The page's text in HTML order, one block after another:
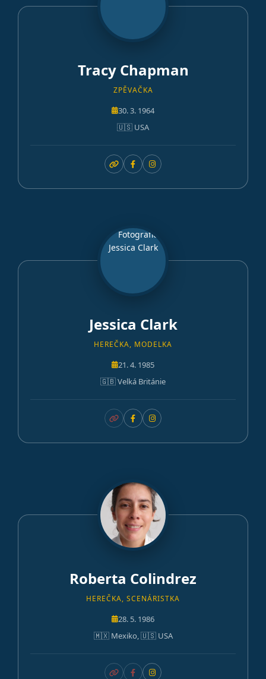
Tracy Chapman
ZPĚVAČKA
30. 3. 1964
🇺🇸 USA
Jessica Clark
HEREČKA, MODELKA
21. 4. 1985
🇬🇧 Velká Británie
Roberta Colindrez
HEREČKA, SCENÁRISTKA
28. 5. 1986
🇲🇽 Mexiko, 🇺🇸 USA